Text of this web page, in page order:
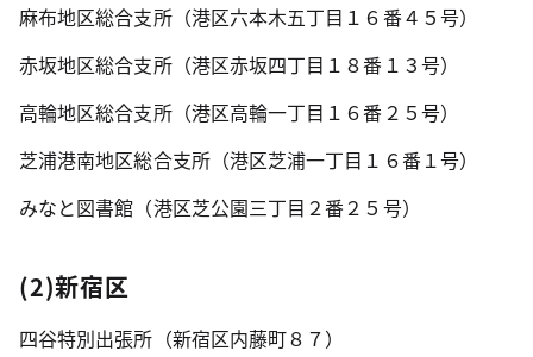
麻布地区総合支所（港区六本木五丁目１６番４５号）
赤坂地区総合支所（港区赤坂四丁目１８番１３号）
高輪地区総合支所（港区高輪一丁目１６番２５号）
芝浦港南地区総合支所（港区芝浦一丁目１６番１号）
みなと図書館（港区芝公園三丁目２番２５号）
(2)新宿区
四谷特別出張所（新宿区内藤町８７）